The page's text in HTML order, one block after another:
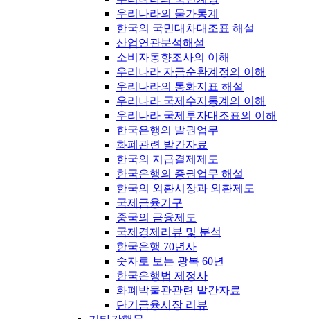
우리나라의 물가통계
한국의 국민대차대조표 해설
산업연관분석해설
소비자동향조사의 이해
우리나라 자금순환계정의 이해
우리나라의 통화지표 해설
우리나라 국제수지통계의 이해
우리나라 국제투자대조표의 이해
한국은행의 발권업무
화폐관련 발간자료
한국의 지급결제제도
한국은행의 증권업무 해설
한국의 외환시장과 외환제도
국제금융기구
중국의 금융제도
국제경제리뷰 및 분석
한국은행 70년사
숫자로 보는 광복 60년
한국은행법 제정사
화폐박물관관련 발간자료
단기금융시장 리뷰